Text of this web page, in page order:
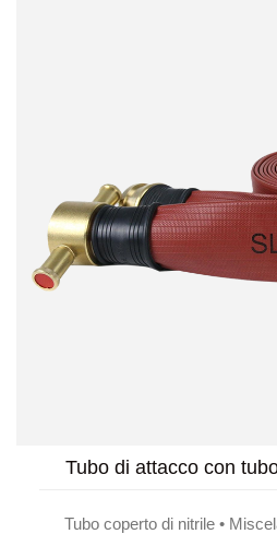
Tubo di attacco con
Tubo coperto di nitrile • Miscela di nitrile/TPR come